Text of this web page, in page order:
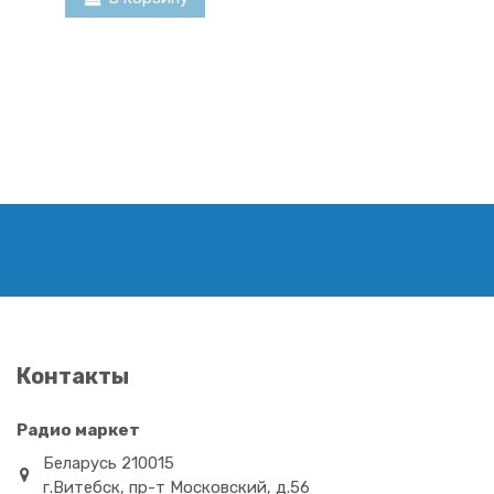
0,00 BYN
Контакты
Радио маркет
Беларусь 210015
г.Витебск, пр-т Московский, д.56